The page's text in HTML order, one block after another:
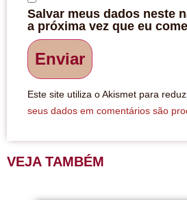
Salvar meus dados neste
a próxima vez que eu
Este site utiliza o Akismet para
seus dados em comentários são
VEJA TAMBÉM